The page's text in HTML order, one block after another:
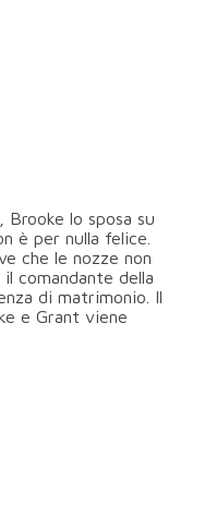
lo sposa su
è per nulla felice.
che le nozze non
comandante della
di matrimonio. Il
e Grant viene